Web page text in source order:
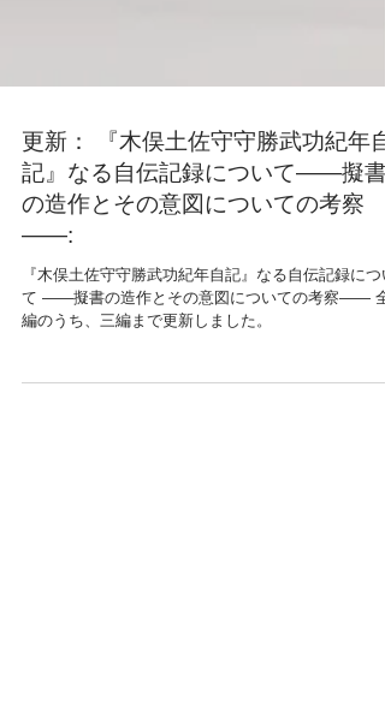
更新： 『木俣土佐守守勝武功紀年自
記』なる自伝記録について——擬書
の造作とその意図についての考察
——:
『木俣土佐守守勝武功紀年自記』なる自伝記録につ
編のうち、三編まで更新しました。